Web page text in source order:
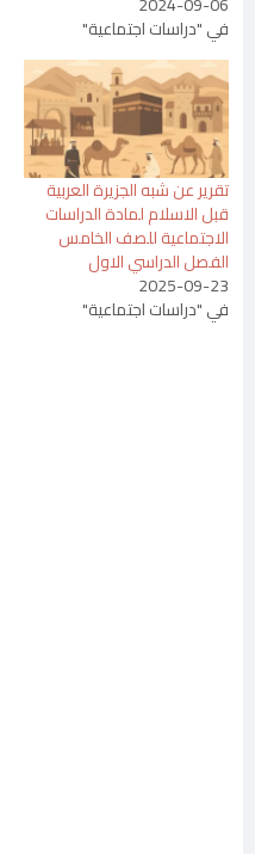
في "دراسات اجتماعية"
تقرير عن شبه الجزيرة العربية
قبل الاسلام لمادة الدراسات
الاجتماعية للصف الخامس
الفصل الدراسي الاول
2025-09-23
في "دراسات اجتماعية"